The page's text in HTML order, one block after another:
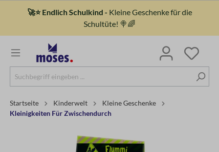
🚀⭐ Endlich Schulkind - Kleine Geschenke für die
Schultüte! 🍭🌈
Startseite Kinderwelt
Kleine Geschenke
Kleinigkeiten Für Zwischendurch